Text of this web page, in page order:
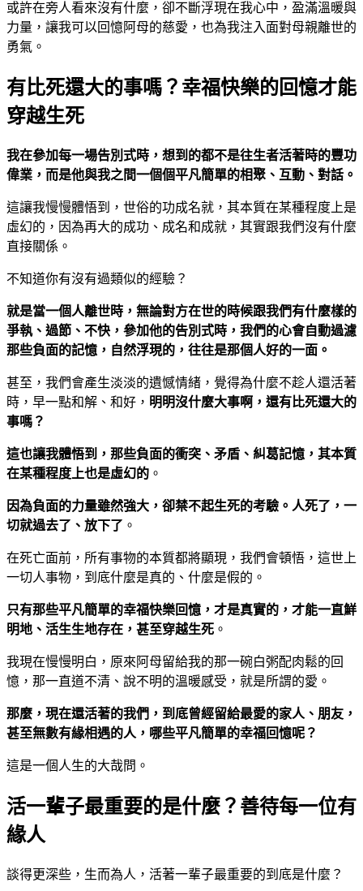
或許在旁人看來沒有什麼，卻不斷浮現在我心中，盈滿溫暖與
力量，讓我可以回憶阿母的慈愛，也為我注入面對母親離世的
勇氣。
有比死還大的事嗎？幸福快樂的回憶才能
穿越生死
我在參加每一場告別式時，想到的都不是往生者活著時的豐功
偉業，而是他與我之間一個個平凡簡單的相聚、互動、對話。
這讓我慢慢體悟到，世俗的功成名就，其本質在某種程度上是
虛幻的，因為再大的成功、成名和成就，其實跟我們沒有什麼
直接關係。
不知道你有沒有過類似的經驗？
就是當一個人離世時，無論對方在世的時候跟我們有什麼樣的
爭執、過節、不快，參加他的告別式時，我們的心會自動過濾
那些負面的記憶，自然浮現的，往往是那個人好的一面。
甚至，我們會產生淡淡的遺憾情緒，覺得為什麼不趁人還活著
時，早一點和解、和好， 明明沒什麼大事啊，還有比死還大的
事嗎？
這也讓我體悟到，那些負面的衝突、矛盾、糾葛記憶，其本質
在某種程度上也是虛幻的 。
因為負面的力量雖然強大，卻禁不起生死的考驗。人死了，一
切就過去了、放下了 。
在死亡面前，所有事物的本質都將顯現，我們會頓悟，這世上
一切人事物，到底什麼是真的、什麼是假的。
只有那些平凡簡單的幸福快樂回憶，才是真實的，才能一直鮮
明地、活生生地存在，甚至穿越生死 。
我現在慢慢明白，原來阿母留給我的那一碗白粥配肉鬆的回
憶，那一直道不清、說不明的溫暖感受，就是所謂的愛。
那麼，現在還活著的我們，到底曾經留給最愛的家人、朋友，
甚至無數有緣相遇的人，哪些平凡簡單的幸福回憶呢？
這是一個人生的大哉問。
活一輩子最重要的是什麼？善待每一位有
緣人
談得更深些，生而為人，活著一輩子最重要的到底是什麼？